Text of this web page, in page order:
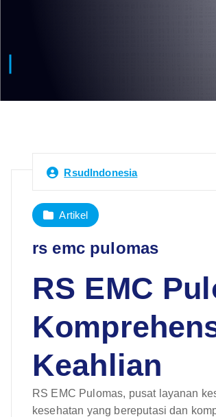
RsudIndonesia
Artikel
rs emc pulomas
RS EMC
Keahlian
RS EMC Pulomas, pusat layanan
kesehatan yang bereputasi dan